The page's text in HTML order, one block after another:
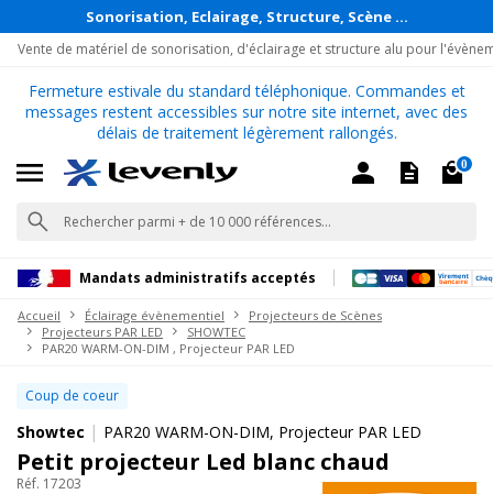
Sonorisation, Eclairage, Structure, Scène ...
Vente de matériel de sonorisation, d'éclairage et structure alu pour
Fermeture estivale du standard téléphonique. Commandes et
messages restent accessibles sur notre site internet, avec des
délais de traitement légèrement rallongés.
0
Mandats administratifs acceptés
Accueil Éclairage évènementiel
Projecteurs de Scènes
Projecteurs PAR LED
SHOWTEC
PAR20 WARM-ON-DIM , Projecteur PAR LED
Coup de coeur
Showtec | PAR20 WARM-ON-DIM, Projecteur PAR LED
Petit projecteur Led blanc chaud
Réf. 17203